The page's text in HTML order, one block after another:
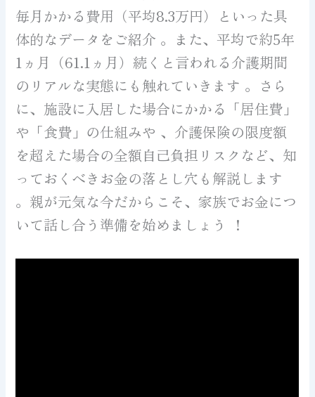
毎月かかる費用（平均8.3万円）といった具
体的なデータをご紹介 。また、平均で約5年
1ヵ月（61.1ヵ月）続くと言われる介護期間
のリアルな実態にも触れていきます 。さら
に、施設に入居した場合にかかる「居住費」
や「食費」の仕組みや 、介護保険の限度額
を超えた場合の全額自己負担リスクなど、知
っておくべきお金の落とし穴も解説します
。親が元気な今だからこそ、家族でお金につ
いて話し合う準備を始めましょう ！